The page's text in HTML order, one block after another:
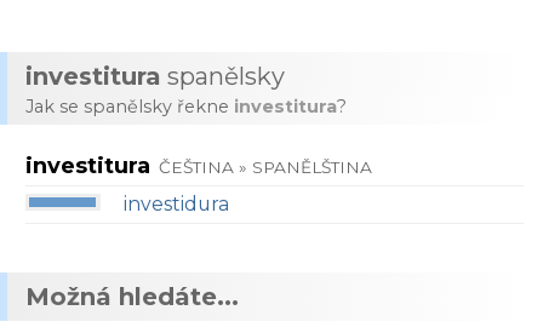
investitura spanělsky
Jak se spanělsky řekne investitura?
investitura ČEŠTINA » SPANĚLŠTINA
investidura
Možná hledáte...